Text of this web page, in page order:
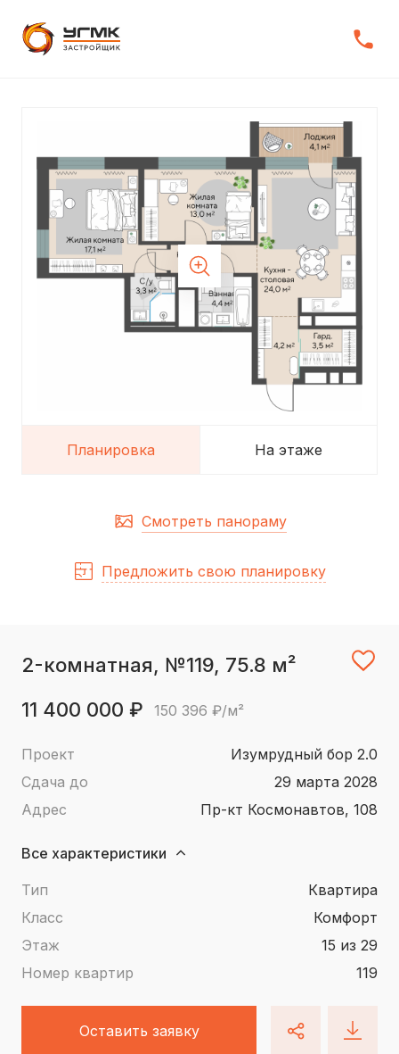
Планировка На этаже
Смотреть панораму
Предложить свою планировку
2-комнатная, №119, 75.8 м²
11 400 000 ₽
150 396 ₽/м²
Проект
Изумрудный бор 2.0
Сдача до
29 марта 2028
Адрес
пр-кт Космонавтов, 108
Все характеристики
Тип
квартира
Класс
Комфорт
Этаж
15 из 29
Номер квартир
119
Оставить заявку